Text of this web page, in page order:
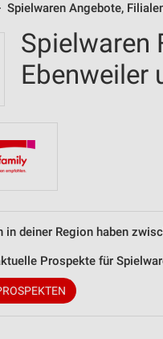
Spielwaren Angebote,
Spielwaren
Ebenweiler
in deiner Region haben
Prospekte für